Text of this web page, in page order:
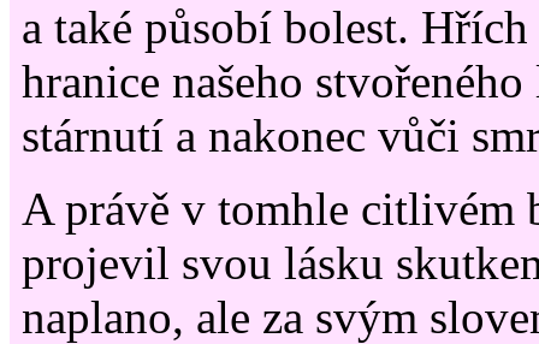
a také působí bolest.
hranice našeho
stárnutí a nakonec vůči
A právě v tomhle citlivém
projevil svou lásku
naplano, ale za svým